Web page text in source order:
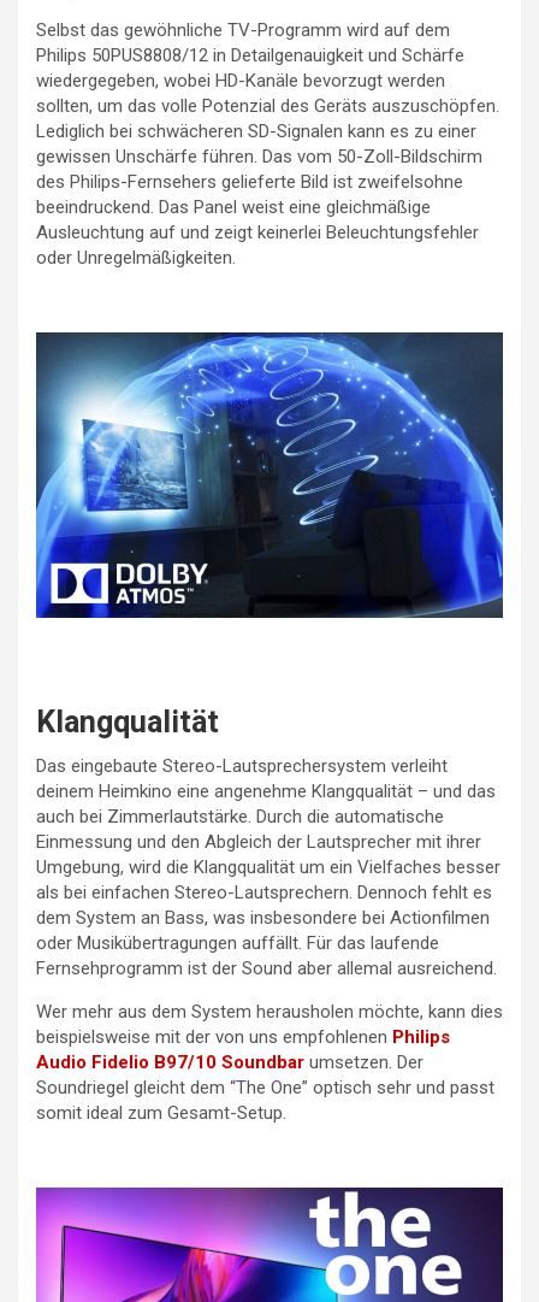
Selbst das gewöhnliche TV-Programm wird auf dem
Philips 50PUS8808/12 in Detailgenauigkeit und Schärfe
wiedergegeben, wobei HD-Kanäle bevorzugt werden
sollten, um das volle Potenzial des Geräts auszuschöpfen.
Lediglich bei schwächeren SD-Signalen kann es zu einer
gewissen Unschärfe führen. Das vom 50-Zoll-Bildschirm
des Philips-Fernsehers gelieferte Bild ist zweifelsohne
beeindruckend. Das Panel weist eine gleichmäßige
Ausleuchtung auf und zeigt keinerlei Beleuchtungsfehler
oder Unregelmäßigkeiten.
Klangqualität
Das eingebaute Stereo-Lautsprechersystem verleiht
deinem Heimkino eine angenehme Klangqualität – und das
auch bei Zimmerlautstärke. Durch die automatische
Einmessung und den Abgleich der Lautsprecher mit ihrer
Umgebung, wird die Klangqualität um ein Vielfaches besser
als bei einfachen Stereo-Lautsprechern. Dennoch fehlt es
dem System an Bass, was insbesondere bei Actionfilmen
oder Musikübertragungen auffällt. Für das laufende
Fernsehprogramm ist der Sound aber allemal ausreichend.
Wer mehr aus dem System herausholen möchte, kann dies
beispielsweise mit der von uns empfohlenen Philips
Audio Fidelio B97/10 Soundbar umsetzen. Der
Soundriegel gleicht dem “The One” optisch sehr und passt
somit ideal zum Gesamt-Setup.